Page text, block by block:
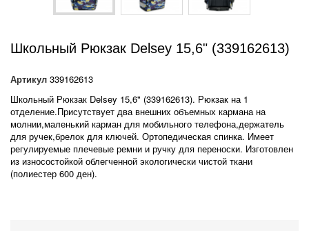
Школьный Рюкзак Delsey 15,6" (339162613)
Артикул 339162613
Школьный Рюкзак Delsey 15,6" (339162613). Рюкзак на 1
отделение.Присутствует два внешних объемных кармана на
молнии,маленький карман для мобильного телефона,держатель
для ручек,брелок для ключей. Ортопедическая спинка. Имеет
регулируемые плечевые ремни и ручку для переноски. Изготовлен
из износостойкой облегченной экологически чистой ткани
(полиестер 600 ден).